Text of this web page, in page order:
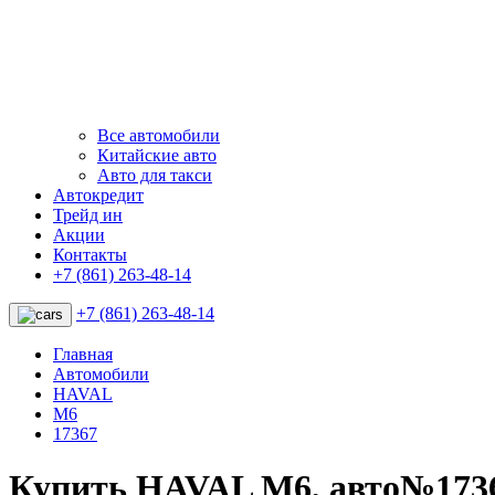
Все автомобили
Китайские авто
Авто для такси
Автокредит
Трейд ин
Акции
Контакты
+7 (861) 263-48-14
+7 (861) 263-48-14
Главная
Автомобили
HAVAL
M6
17367